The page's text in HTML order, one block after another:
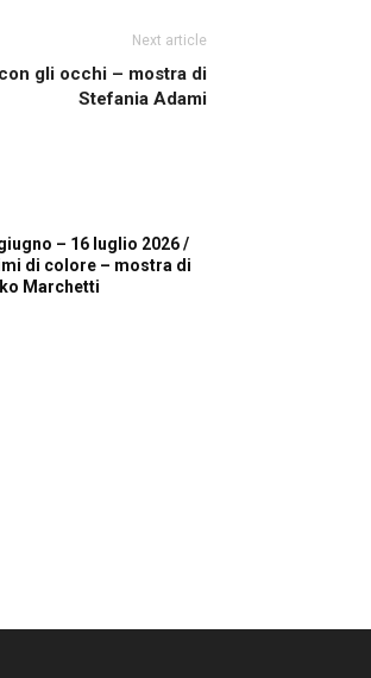
Next article
gli occhi – mostra di
Stefania Adami
– 16 luglio 2026 /
di colore – mostra di
Marchetti